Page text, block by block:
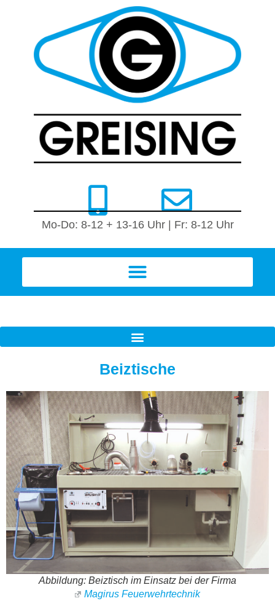
Mo-Do: 8-12 + 13-16 Uhr | Fr: 8-12 Uhr
Beiztische
Abbildung: Beiztisch im Einsatz bei der Firma
Magirus Feuerwehrtechnik